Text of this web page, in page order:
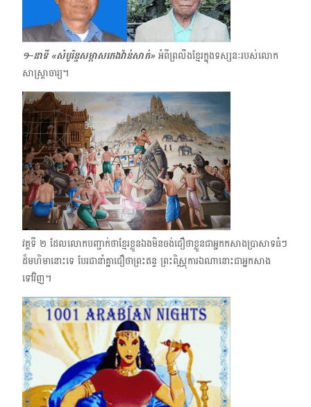
១–នាទី «សំបូរិន្ទសម្ភាសកេងវ៉ាន់សាក់»អំពីព្រលឹងខ្មែរ​ក្នុងទស្សនៈរបស់លោក
សាស្ត្រាចារ្យ។
វគ្គទី ២ ដែលលោកបញ្ជាក់ថាខ្មែរខ្លួនឯងមិនចង់ជឿថាខ្លួនជាអ្នកកសាងប្រាសាទធំៗ
ដ៏មហិមា​នោះទេ បែរជានាំគ្នាជឿថា​ព្រះឥន្ទ ព្រះពិស្ណុការឯណានោះជាអ្នកសាង
ទៅវិញ។